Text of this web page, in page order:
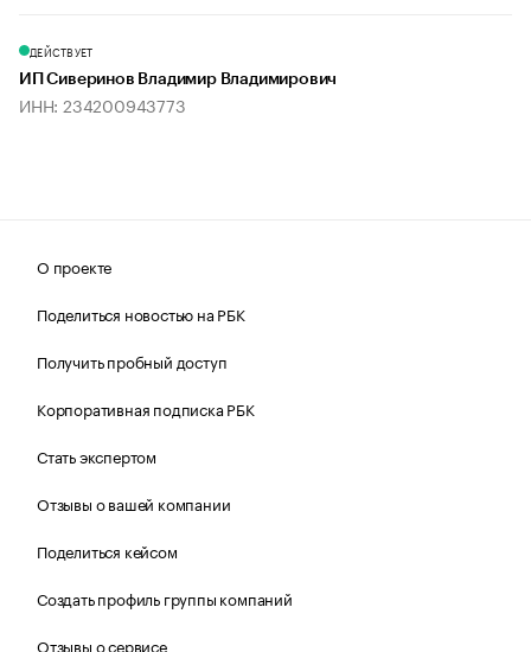
ДЕЙСТВУЕТ
ИП Сиверинов Владимир Владимирович
ИНН: 234200943773
О проекте
Поделиться новостью на РБК
Получить пробный доступ
Корпоративная подписка РБК
Стать экспертом
Отзывы о вашей компании
Поделиться кейсом
Создать профиль группы компаний
Отзывы о сервисе